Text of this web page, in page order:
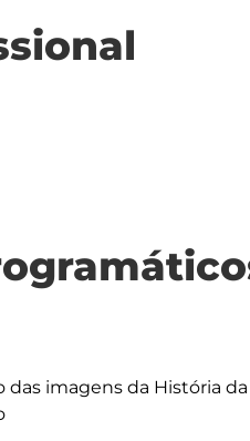
das imagens da História